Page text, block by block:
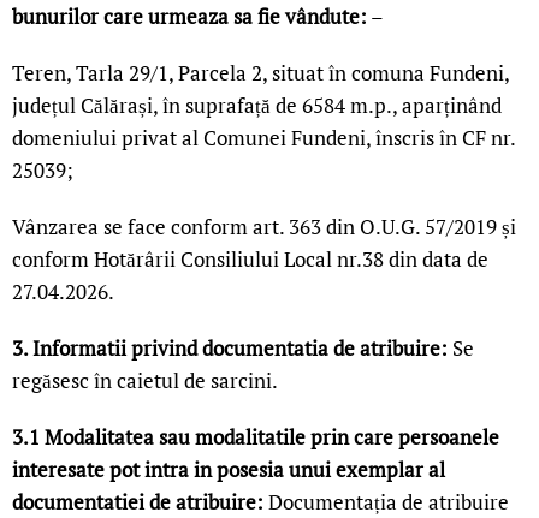
bunurilor care urmeaza sa fie vândute: –
Teren, Tarla 29/1, Parcela 2, situat în comuna Fundeni,
județul Călărași, în suprafață de 6584 m.p., aparținând
domeniului privat al Comunei Fundeni, înscris în CF nr.
25039;
Vânzarea se face conform art. 363 din O.U.G. 57/2019 și
conform Hotărârii Consiliului Local nr.38 din data de
27.04.2026.
3. Informatii privind documentatia de atribuire: Se
regăsesc în caietul de sarcini.
3.1 Modalitatea sau modalitatile prin care persoanele
interesate pot intra in posesia unui exemplar al
documentatiei de atribuire: Documentația de atribuire